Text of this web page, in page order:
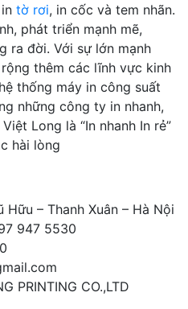
tờ rơi, in cốc và tem nhãn.
phát triển mạnh mẽ,
ra đời. Với sự lớn mạnh
thêm các lĩnh vực kinh
thống máy in công suất
những công ty in nhanh,
Long là “In nhanh In rẻ”
hài lòng
Hữu – Thanh Xuân – Hà Nội
947 5530
PRINTING CO.,LTD